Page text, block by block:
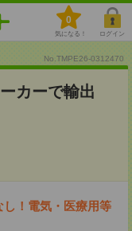
0
気になる！ ログイン
No.TMPE26-0312470
カーで輸出
し！電気・医療用等